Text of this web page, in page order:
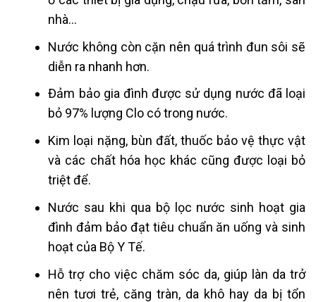
nhà…
Nước không còn cặn nên quá trình đun sôi sẽ
diễn ra nhanh hơn.
Đảm bảo gia đình được sử dụng nước đã loại
bỏ 97% lượng Clo có trong nước.
Kim loại nặng, bùn đất, thuốc bảo vệ thực vật
và các chất hóa học khác cũng được loại bỏ
triệt để.
Nước sau khi qua bộ lọc nước sinh hoạt gia
đình đảm bảo đạt tiêu chuẩn ăn uống và sinh
hoạt của Bộ Y Tế.
Hỗ trợ cho việc chăm sóc da, giúp làn da trở
nên tươi trẻ, căng tràn, da khô hay da bị tổn